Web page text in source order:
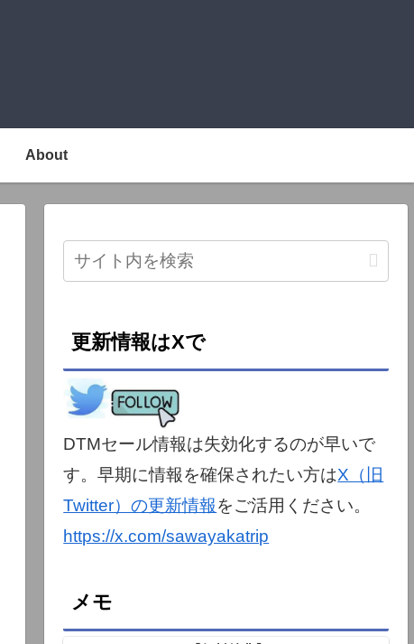
About
更新情報はXで
DTMセール情報は失効化するのが早いで
す。早期に情報を確保されたい方はX（旧
Twitter）の更新情報をご活用ください。
https://x.com/sawayakatrip
メモ